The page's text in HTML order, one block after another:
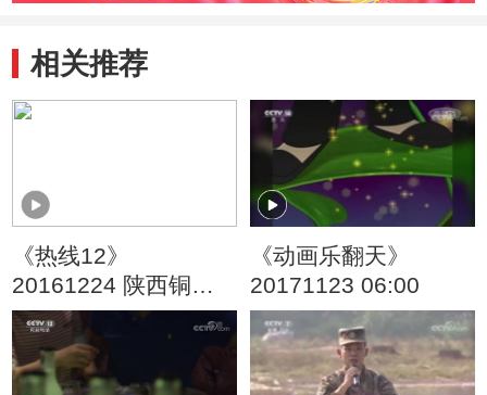
相关推荐
《热线12》
20161224 陕西铜
川：夫妻收养遭举报
挽留孩子多次被骗
《动画乐翻天》
20171123 06:00